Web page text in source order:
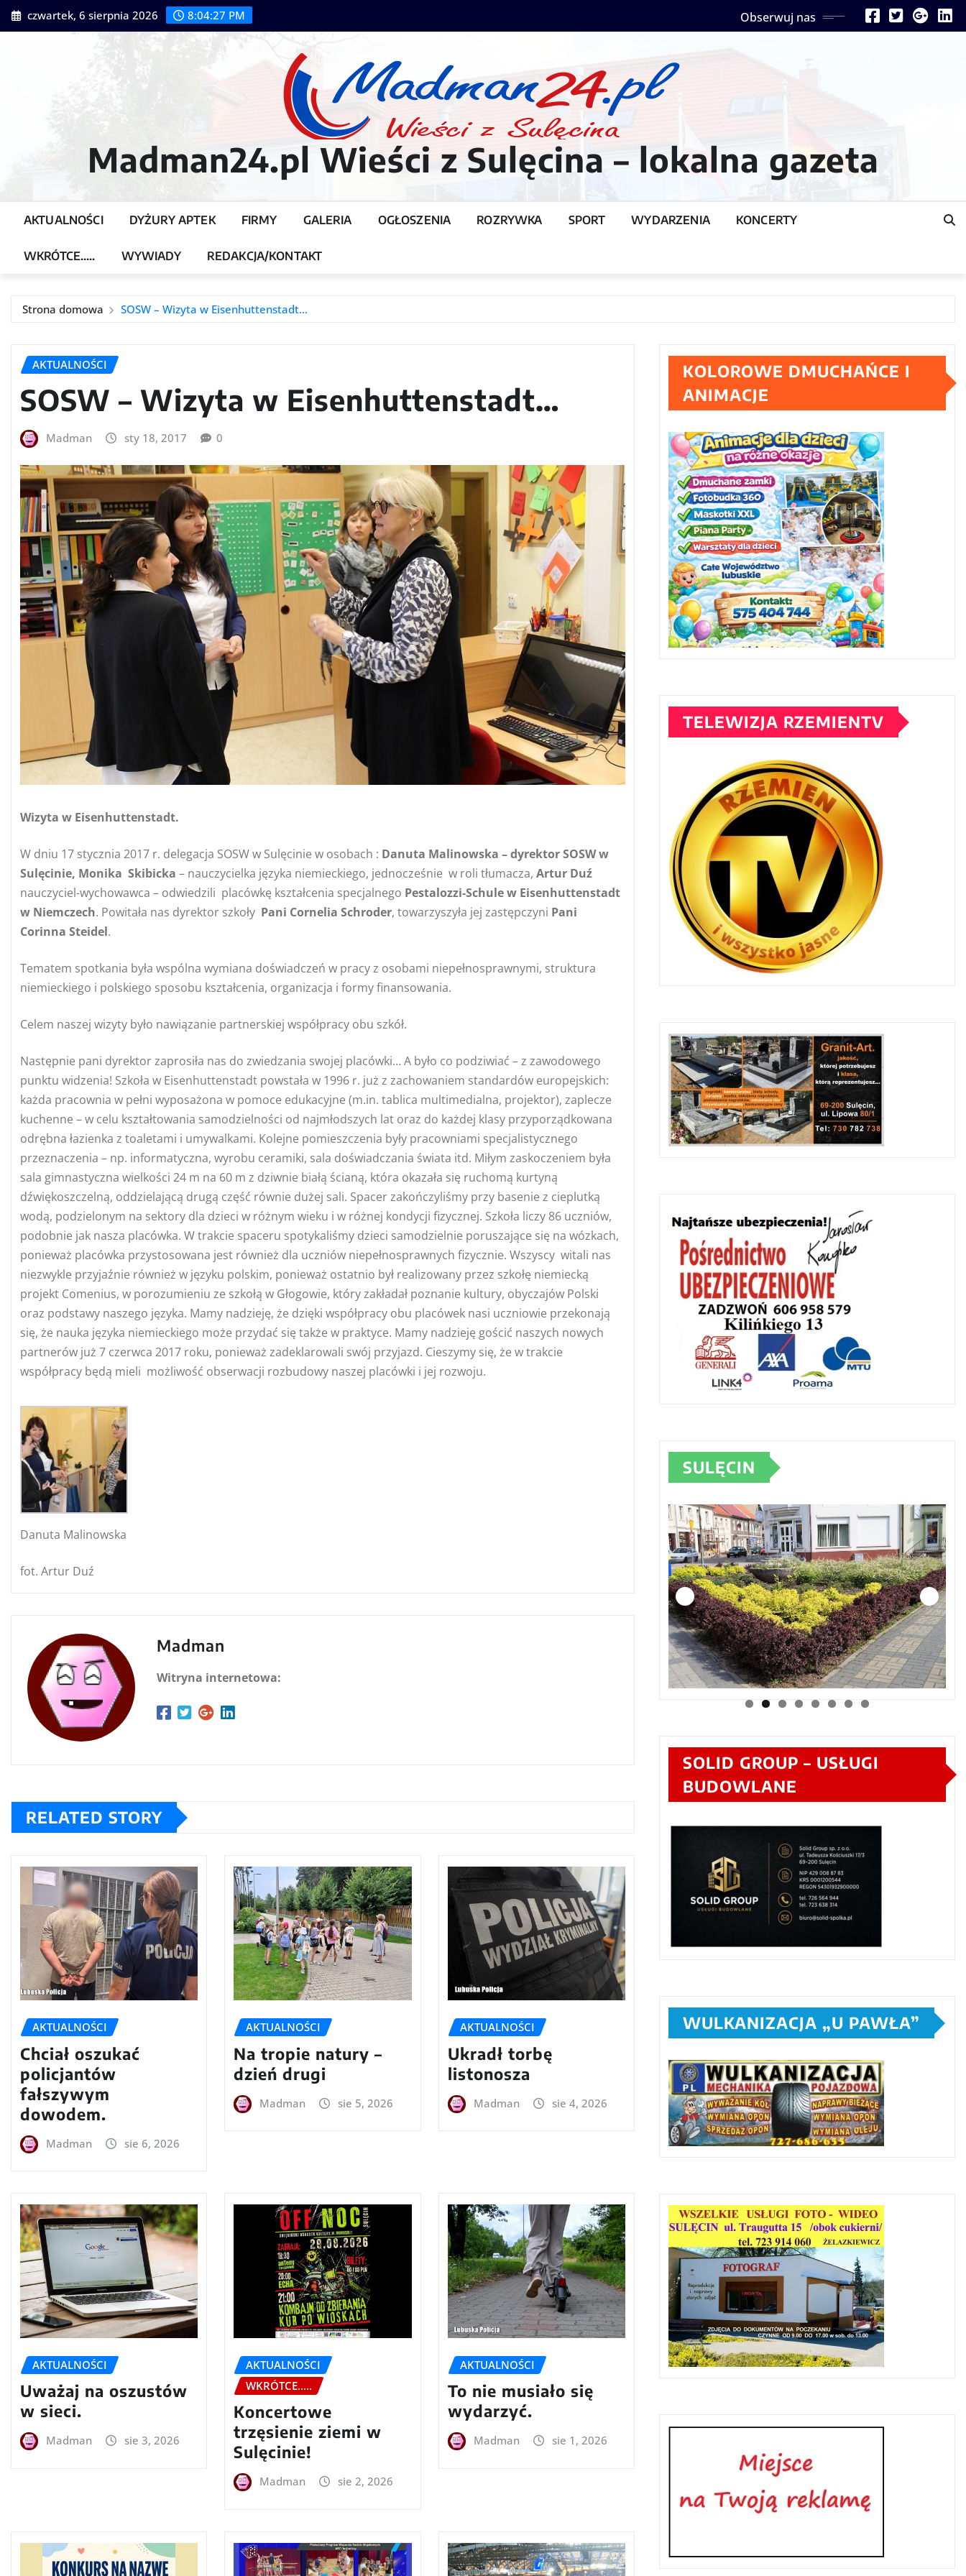
Przejdź
do
czwartek, 6 sierpnia 2026 8:04:28 PM Obserwuj nas
Madman24.pl Wieści z Sulęcina – lokalna gazeta
AKTUALNOŚCI DYŻURY APTEK FIRMY GALERIA OGŁOSZENIA ROZRYWKA SPORT WYDARZENIA KONCERTY
WKRÓTCE….. WYWIADY REDAKCJA/KONTAKT
Strona domowa SOSW – Wizyta w Eisenhuttenstadt…
AKTUALNOŚCI
SOSW – Wizyta w Eisenhuttenstadt…
Madman sty 18, 2017 0
Wizyta w Eisenhuttenstadt.
W dniu 17 stycznia 2017 r. delegacja SOSW w Sulęcinie w osobach : Danuta Malinowska –dyrektor SOSW w
Sulęcinie, Monika Skibicka – nauczycielka języka niemieckiego, jednocześnie w roli tłumacza, Artur Duź
nauczyciel-wychowawca – odwiedzili placówkę kształcenia specjalnego Pestalozzi-Schule w Eisenhuttenstadt
w Niemczech. Powitała nas dyrektor szkoły Pani Cornelia Schroder, towarzyszyła jej zastępczyni Pani
Corinna Steidel.
Tematem spotkania była wspólna wymiana doświadczeń w pracy z osobami niepełnosprawnymi, struktura
niemieckiego i polskiego sposobu kształcenia, organizacja i formy finansowania.
Celem naszej wizyty było nawiązanie partnerskiej współpracy obu szkół.
Następnie pani dyrektor zaprosiła nas do zwiedzania swojej placówki… A było co podziwiać – z zawodowego
punktu widzenia! Szkoła w Eisenhuttenstadt powstała w 1996 r. już z zachowaniem standardów europejskich:
każda pracownia w pełni wyposażona w pomoce edukacyjne (m.in. tablica multimedialna, projektor), zaplecze
kuchenne – w celu kształtowania samodzielności od najmłodszych lat oraz do każdej klasy przyporządkowana
odrębna łazienka z toaletami i umywalkami. Kolejne pomieszczenia były pracowniami specjalistycznego
przeznaczenia – np. informatyczna, wyrobu ceramiki, sala doświadczania świata itd. Miłym zaskoczeniem była
sala gimnastyczna wielkości 24 m na 60 m z dziwnie białą ścianą, która okazała się ruchomą kurtyną
dźwiękoszczelną, oddzielającą drugą część równie dużej sali. Spacer zakończyliśmy przy basenie z cieplutką
wodą, podzielonym na sektory dla dzieci w różnym wieku i w różnej kondycji fizycznej. Szkoła liczy 86 uczniów,
podobnie jak nasza placówka. W trakcie spaceru spotykaliśmy dzieci samodzielnie poruszające się na wózkach,
ponieważ placówka przystosowana jest również dla uczniów niepełnosprawnych fizycznie. Wszyscy witali nas
niezwykle przyjaźnie również w języku polskim, ponieważ ostatnio był realizowany przez szkołę niemiecką
projekt Comenius, w porozumieniu ze szkołą w Głogowie, który zakładał poznanie kultury, obyczajów Polski
oraz podstawy naszego języka. Mamy nadzieję, że dzięki współpracy obu placówek nasi uczniowie przekonają
się, że nauka języka niemieckiego może przydać się także w praktyce. Mamy nadzieję gościć naszych nowych
partnerów już 7 czerwca 2017 roku, ponieważ zadeklarowali swój przyjazd. Cieszymy się, że w trakcie
współpracy będą mieli możliwość obserwacji rozbudowy naszej placówki i jej rozwoju.
Danuta Malinowska
fot. Artur Duź
Madman
Witryna internetowa:
RELATED STORY
AKTUALNOŚCI
Chciał oszukać
policjantów
fałszywym
dowodem.
Madman sie 6, 2026
AKTUALNOŚCI
Na tropie natury –
dzień drugi
Madman sie 5, 2026
AKTUALNOŚCI
Ukradł torbę
listonosza
Madman sie 4, 2026
AKTUALNOŚCI
Uważaj na oszustów
w sieci.
Madman sie 3, 2026
AKTUALNOŚCI
WKRÓTCE.....
Koncertowe
trzęsienie ziemi w
Sulęcinie!
Madman sie 2, 2026
AKTUALNOŚCI
To nie musiało się
wydarzyć.
Madman sie 1, 2026
KOLOROWE DMUCHAŃCE I
ANIMACJE
TELEWIZJA RZEMIENTV
SULĘCIN
SOLID GROUP – USŁUGI
BUDOWLANE
WULKANIZACJA „U PAWŁA”